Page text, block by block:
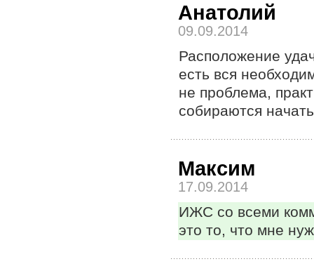
Анатолий
09.09.2014
Расположение
есть вся
не проблема,
собираются
Максим
17.09.2014
ИЖС со всеми
это то, что мне